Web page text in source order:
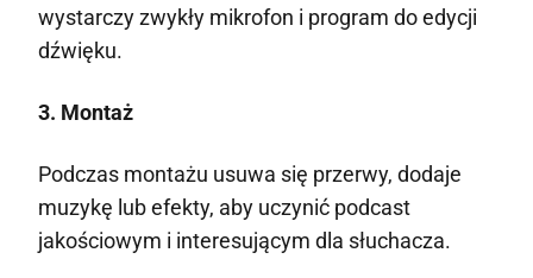
wystarczy zwykły mikrofon i program do edycji
dźwięku.
3. Montaż
Podczas montażu usuwa się przerwy, dodaje
muzykę lub efekty, aby uczynić podcast
jakościowym i interesującym dla słuchacza.